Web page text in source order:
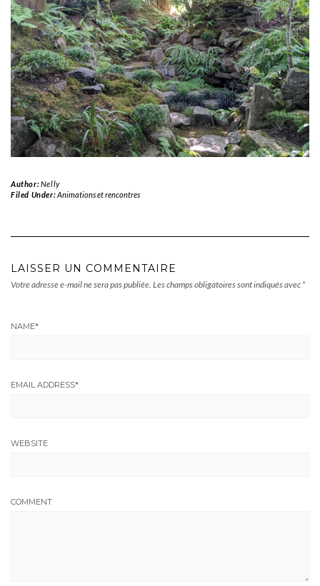
Author:Nelly
Filed Under:Animations et rencontres
LAISSER UN COMMENTAIRE
Votre adresse e-mail ne sera pas publiée. Les champs obligatoires sont indiqués avec *
NAME*
EMAIL ADDRESS*
WEBSITE
COMMENT